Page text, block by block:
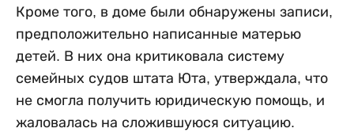
Кроме того, в доме были обнаружены записи,
предположительно написанные матерью
детей. В них она критиковала систему
семейных судов штата Юта, утверждала, что
не смогла получить юридическую помощь, и
жаловалась на сложившуюся ситуацию.